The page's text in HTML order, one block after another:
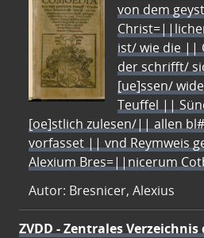
von dem
ist/ wie die ||
der schrifft/
[ue]ssen/
Teuffel ||
[oe]stlich zulesen/|| allen
vorfasset || vnd Reymweis
Alexium Bres=||nicerum
Autor: Bresnicer, Alexius
ZVDD - Zentrales